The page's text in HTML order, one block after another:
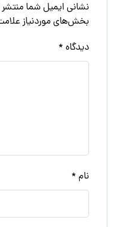
نشانی ایمیل شما
بخش‌های موردنیاز
دیدگاه *
نام *